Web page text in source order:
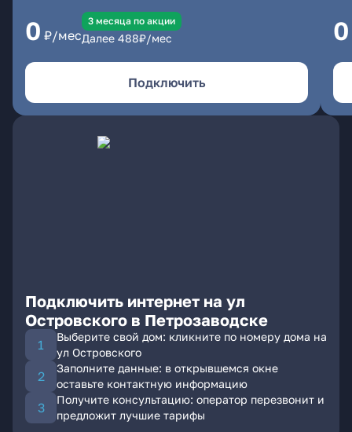
0 ₽/мес
3 месяцa по акции
Далее 488₽/мес
Подключить
0
Подключить интернет на ул
Островского в Петрозаводске
Выберите свой дом: кликните по номеру дома на
ул Островского
Заполните данные: в открывшемся окне
оставьте контактную информацию
Получите консультацию: оператор перезвонит и
предложит лучшие тарифы